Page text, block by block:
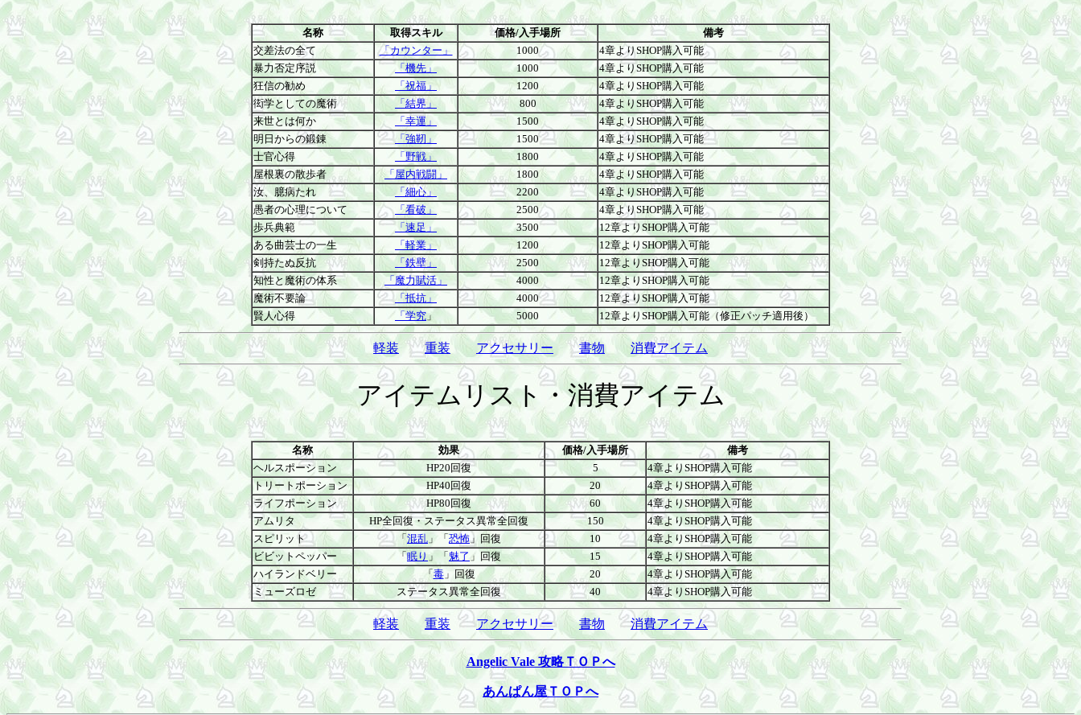
名称 取得スキル 価格/入手場所
備考
交差法の全て
「カウンター」 1000
4章よりSHOP購入可能
暴力否定序説
「機先」 1000
4章よりSHOP購入可能
狂信の勧め
「祝福」 1200
4章よりSHOP購入可能
衒学としての魔術
「結界」 800
4章よりSHOP購入可能
来世とは何か
「幸運」 1500
4章よりSHOP購入可能
明日からの鍛錬
「強靭」 1500
4章よりSHOP購入可能
士官心得
「野戦」 1800
4章よりSHOP購入可能
屋根裏の散歩者
「屋内戦闘」 1800
4章よりSHOP購入可能
汝、臆病たれ
「細心」 2200
4章よりSHOP購入可能
愚者の心理について
「看破」 2500
4章よりSHOP購入可能
歩兵典範
「速足」 3500
12章よりSHOP購入可能
ある曲芸士の一生
「軽業」 1200
12章よりSHOP購入可能
剣持たぬ反抗
「鉄壁」 2500
12章よりSHOP購入可能
知性と魔術の体系
「魔力賦活」 4000
12章よりSHOP購入可能
魔術不要論
「抵抗」 4000
12章よりSHOP購入可能
賢人心得
「学究 」 5000 12章よりSHOP購入可能（修正パッチ適用後）
軽装 重装 アクセサリー 書物 消費アイテム
アイテムリスト・消費アイテム
名称 効果 価格/入手場所
備考
ヘルスポーション
HP20回復 5
4章よりSHOP購入可能
トリートポーション
HP40回復 20
4章よりSHOP購入可能
ライフポーション
HP80回復 60
4章よりSHOP購入可能
アムリタ
HP全回復・ステータス異常全回復 150
4章よりSHOP購入可能
スピリット
「混乱 」「 恐怖」回復 10
4章よりSHOP購入可能
ビビットペッパー
「眠り 」「 魅了 」回復 15
4章よりSHOP購入可能
ハイランドベリー
「毒」回復 20
4章よりSHOP購入可能
ミューズロゼ
ステータス異常全回復 40 4章よりSHOP購入可能
軽装 重装 アクセサリー 書物 消費アイテム
Angelic Vale 攻略ＴＯＰへ
あんぱん屋ＴＯＰへ